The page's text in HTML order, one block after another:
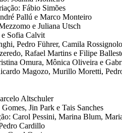
Fábio Simões
Pallú e Marco Monteiro
e Juliana Utsch
e Sofia Calvit
Pedro Führer, Camila
Rafael Martins e Filipe
Omura, Mônica Oliveira e
Magozo, Murillo Moretti,
Altschuler
Jin Park e Tais Sanches
Carol Pessini, Marina Blum,
Cardillo